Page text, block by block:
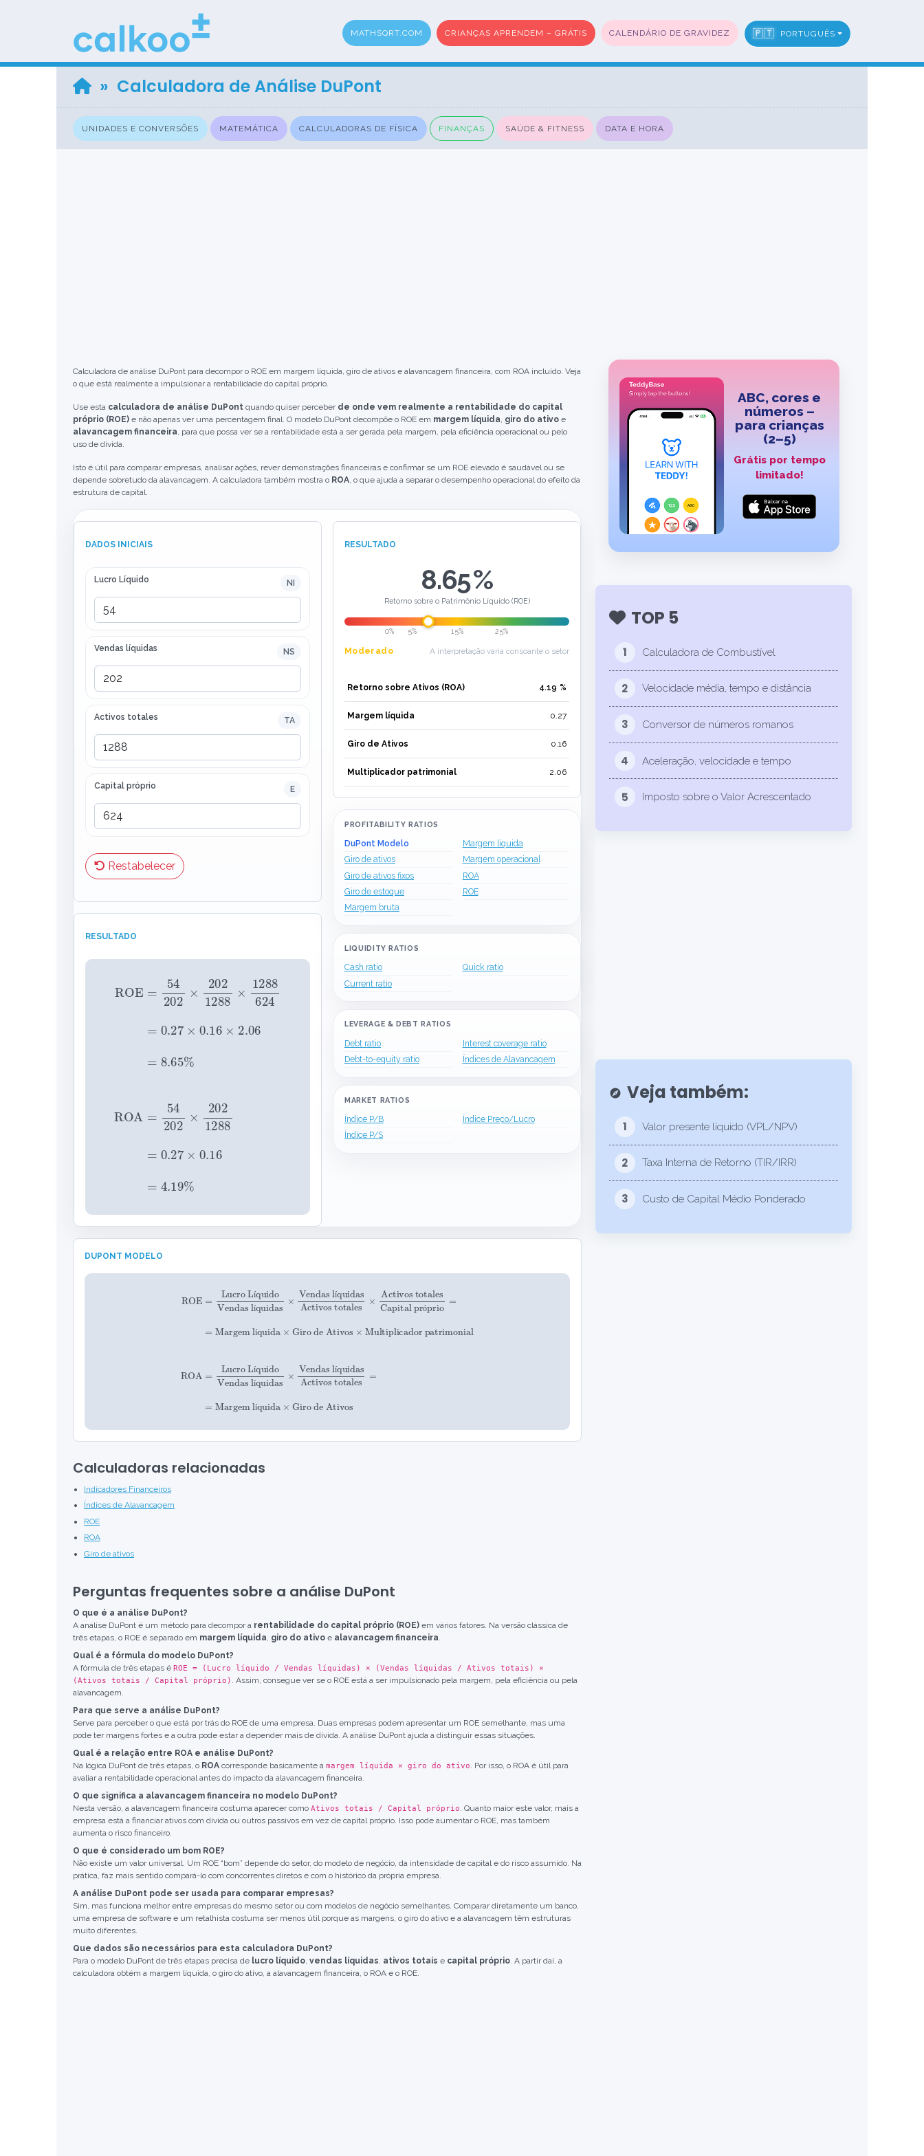
MATHSQRT.COM CRIANÇAS APRENDEM – GRÁTIS CALENDÁRIO DE GRAVIDEZ 🇵🇹 PORTUGUÊS
» Calculadora de Análise DuPont
UNIDADES E CONVERSÕES MATEMÁTICA CALCULADORAS DE FÍSICA FINANÇAS SAÚDE & FITNESS DATA E HORA
Calculadora de análise DuPont para decompor o ROE em margem líquida, giro de ativos e alavancagem financeira, com ROA incluído. Veja
o que está realmente a impulsionar a rentabilidade do capital próprio.
Use esta calculadora de análise DuPont quando quiser perceber de onde vem realmente a rentabilidade do capital
próprio (ROE) e não apenas ver uma percentagem final. O modelo DuPont decompõe o ROE em margem líquida, giro do ativo e
alavancagem financeira, para que possa ver se a rentabilidade está a ser gerada pela margem, pela eficiência operacional ou pelo
uso de dívida.
Isto é útil para comparar empresas, analisar ações, rever demonstrações financeiras e confirmar se um ROE elevado é saudável ou se
depende sobretudo da alavancagem. A calculadora também mostra o ROA, o que ajuda a separar o desempenho operacional do efeito da
estrutura de capital.
DADOS INICIAIS
Lucro Líquido NI
Vendas líquidas NS
Activos totales TA
Capital próprio E
Restabelecer
RESULTADO
202 ×1288 624=0.27 2.06=8.65%ROA
RESULTADO
8.65%
Retorno sobre o Patrimônio Líquido (ROE)
0% 5% 15% 25%
Moderado A interpretação varia consoante o setor
Retorno sobre Ativos (ROA) 4.19 %
Margem líquida 0.27
Giro de Ativos 0.16
Multiplicador patrimonial 2.06
PROFITABILITY RATIOS
DuPont Modelo
Giro de ativos
Giro de ativos fixos
Giro de estoque
Margem bruta
Margem líquida
Margem operacional
ROA
ROE
LIQUIDITY RATIOS
Cash ratio
Current ratio
Quick ratio
LEVERAGE & DEBT RATIOS
Debt ratio
Debt-to-equity ratio
Interest coverage ratio
Índices de Alavancagem
MARKET RATIOS
Índice P/B
Índice P/S
Índice Preço/Lucro
DUPONT MODELO
Vendas líquidas×Vendas líquidasActivos totales× Activos totales
Multiplicador patrimonialROA=Lucro Líquido Vendas líquidas
Activos totales==Margem líquida×Giro de Ativos
Calculadoras relacionadas
Indicadores Financeiros
Índices de Alavancagem
ROE
ROA
Giro de ativos
Perguntas frequentes sobre a análise DuPont
O que é a análise DuPont?
A análise DuPont é um método para decompor a rentabilidade do capital próprio (ROE) em vários fatores. Na versão clássica de
três etapas, o ROE é separado em margem líquida, giro do ativo e alavancagem financeira.
Qual é a fórmula do modelo DuPont?
A fórmula de três etapas é ROE = (Lucro líquido / Vendas líquidas) × (Vendas líquidas / Ativos totais) ×
(Ativos totais / Capital próprio) . Assim, consegue ver se o ROE está a ser impulsionado pela margem, pela eficiência ou pela
alavancagem.
Para que serve a análise DuPont?
Serve para perceber o que está por trás do ROE de uma empresa. Duas empresas podem apresentar um ROE semelhante, mas uma
pode ter margens fortes e a outra pode estar a depender mais de dívida. A análise DuPont ajuda a distinguir essas situações.
Qual é a relação entre ROA e análise DuPont?
Na lógica DuPont de três etapas, o ROA corresponde basicamente a margem líquida × giro do ativo. Por isso, o ROA é útil para
avaliar a rentabilidade operacional antes do impacto da alavancagem financeira.
O que significa a alavancagem financeira no modelo DuPont?
Nesta versão, a alavancagem financeira costuma aparecer como Ativos totais / Capital próprio. Quanto maior este valor, mais a
empresa está a financiar ativos com dívida ou outros passivos em vez de capital próprio. Isso pode aumentar o ROE, mas também
aumenta o risco financeiro.
O que é considerado um bom ROE?
Não existe um valor universal. Um ROE “bom” depende do setor, do modelo de negócio, da intensidade de capital e do risco assumido. Na
prática, faz mais sentido compará-lo com concorrentes diretos e com o histórico da própria empresa.
A análise DuPont pode ser usada para comparar empresas?
Sim, mas funciona melhor entre empresas do mesmo setor ou com modelos de negócio semelhantes. Comparar diretamente um banco,
uma empresa de software e um retalhista costuma ser menos útil porque as margens, o giro do ativo e a alavancagem têm estruturas
muito diferentes.
Que dados são necessários para esta calculadora DuPont?
Para o modelo DuPont de três etapas precisa de lucro líquido, vendas líquidas, ativos totais e capital próprio. A partir daí, a
calculadora obtém a margem líquida, o giro do ativo, a alavancagem financeira, o ROA e o ROE.
ABC, cores e
números –
para crianças
(2–5)
Grátis por tempo
limitado!
TOP 5
1 Calculadora de Combustível
2 Velocidade média, tempo e distância
3 Conversor de números romanos
4 Aceleração, velocidade e tempo
5 Imposto sobre o Valor Acrescentado
explore Veja também:
1 Valor presente líquido (VPL/NPV)
2 Taxa Interna de Retorno (TIR/IRR)
3 Custo de Capital Médio Ponderado